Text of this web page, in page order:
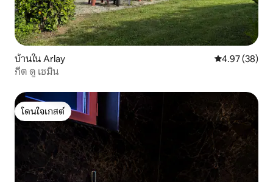
บ้านใน Arlay คะแนนเฉลี่ย
4.97 (38)
กีต ดู เชมิน
โดนใจเกสต์
โดนใจเกสต์